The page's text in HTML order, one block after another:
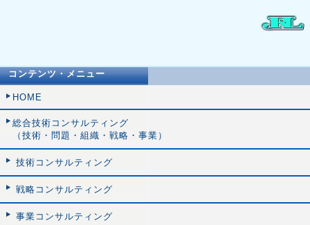
コンテンツ・メニュー
HOME
総合技術コンサルティング
（技術・問題・組織・戦略・事業）
技術コンサルティング
戦略コンサルティング
事業コンサルティング